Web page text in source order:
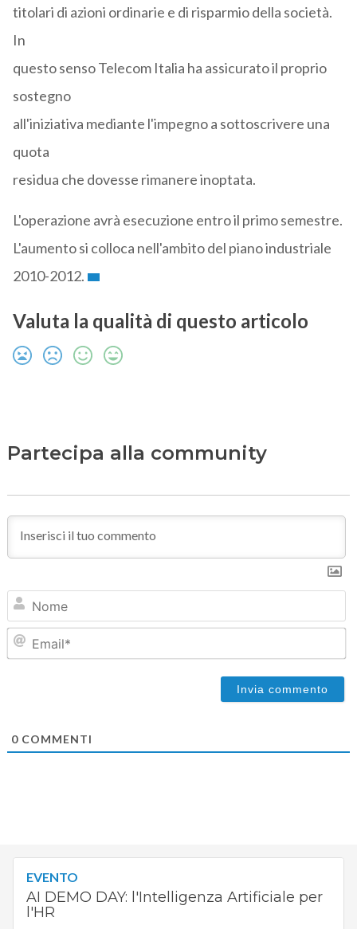
titolari di azioni ordinarie e di risparmio della società.
In
questo senso Telecom Italia ha assicurato il proprio
sostegno
all'iniziativa mediante l'impegno a sottoscrivere una
quota
residua che dovesse rimanere inoptata.
L'operazione avrà esecuzione entro il primo semestre.
L'aumento si colloca nell'ambito del piano industriale
2010-2012.
Valuta la qualità di questo articolo
Partecipa alla community
0COMMENTI
EVENTO
AI DEMO DAY: l'Intelligenza Artificiale per
l'HR